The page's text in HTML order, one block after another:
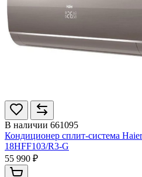
В наличии 661095
Кондиционер сплит-система
18HFF103/R3-G
55 990 ₽